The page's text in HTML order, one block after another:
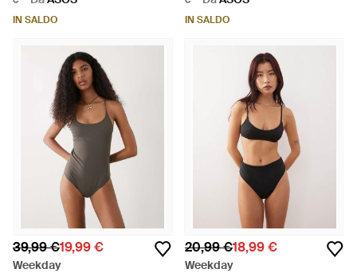
IN SALDO IN SALDO
39,99 €19,99 €
Weekday
20,99 €18,99 €
Weekday